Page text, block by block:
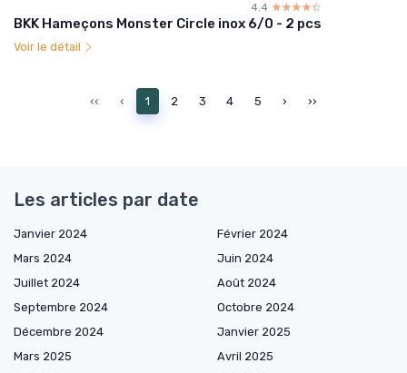
4.4 ☆☆☆☆☆
★★★★★
BKK Hameçons Monster Circle inox 6/0 - 2 pcs
Voir le détail
‹‹ ‹ 1 2 3 4 5 › ››
Les articles par date
Janvier 2024
Février 2024
Mars 2024
Juin 2024
Juillet 2024
Août 2024
Septembre 2024
Octobre 2024
Décembre 2024
Janvier 2025
Mars 2025
Avril 2025